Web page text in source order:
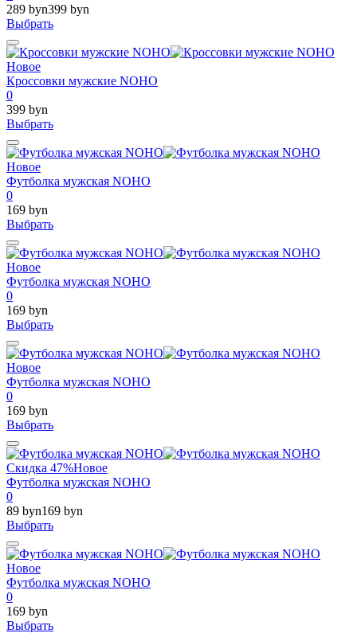
289 byn399 byn
Выбрать
Новое
Кроссовки мужские NOHO
0
399 byn
Выбрать
Новое
Футболка мужская NOHO
0
169 byn
Выбрать
Новое
Футболка мужская NOHO
0
169 byn
Выбрать
Новое
Футболка мужская NOHO
0
169 byn
Выбрать
Скидка 47%Новое
Футболка мужская NOHO
0
89 byn169 byn
Выбрать
Новое
Футболка мужская NOHO
0
169 byn
Выбрать